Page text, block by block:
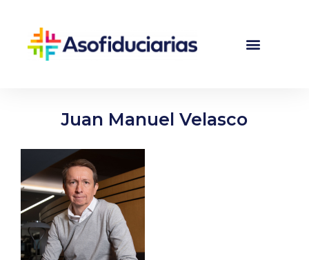
Juan Manuel Velasco